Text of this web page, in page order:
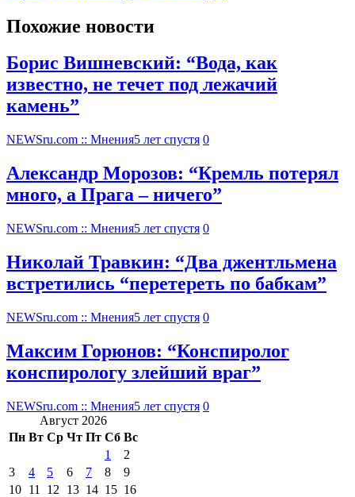
Похожие новости
Борис Вишневский: “Вода, как
известно, не течет под лежачий
камень”
NEWSru.com :: Мнения5 лет спустя 0
Александр Морозов: “Кремль потерял
много, а Прага – ничего”
NEWSru.com :: Мнения5 лет спустя 0
Николай Травкин: “Два джентльмена
встретились “перетереть по бабкам”
NEWSru.com :: Мнения5 лет спустя 0
Максим Горюнов: “Конспиролог
конспирологу злейший враг”
NEWSru.com :: Мнения5 лет спустя 0
Август 2026
Пн Вт Ср Чт Пт Сб Вс
1
2
3
4 5 6 7 8
9
10 11 12 13 14 15 16